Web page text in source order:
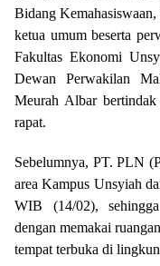
Bidang
ketua umum beserta
Fakultas Ekonomi
Dewan Perwakilan
Meurah Albar bertindak
rapat.
Sebelumnya, PT. PLN
area Kampus Unsyiah
WIB (14/02),
dengan memakai
tempat terbuka di